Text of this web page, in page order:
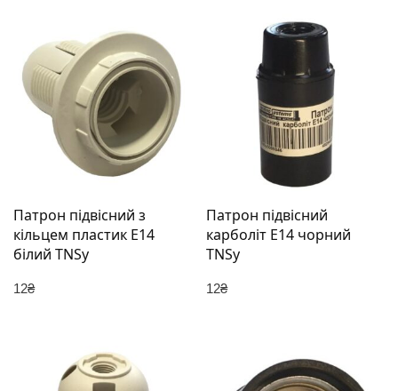
Патрон підвісний з
кільцем пластик Е14
білий TNSy
12₴
Патрон підвісний
карболіт Е14 чорний
TNSy
12₴